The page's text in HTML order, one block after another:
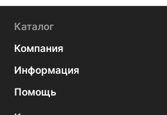
Каталог
Компания
Информация
Помощь